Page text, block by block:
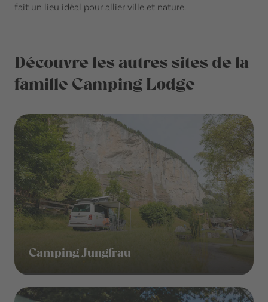
fait un lieu idéal pour allier ville et nature.
Découvre les autres sites de la
famille Camping Lodge
Camping Jungfrau